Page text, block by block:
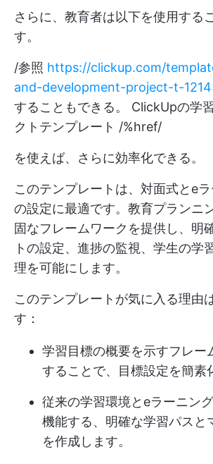
さらに、教育者は以下を使用する
す。
/参照 https://clickup.com/
and-development-project-t-
することもできる。 ClickUpの学
クトテンプレート /%href/
を使えば、さらに効率化できる。
このテンプレートは、対面式とe
の設定に最適です。教育プランニ
固なフレームワークを提供し、明
トの設定、進捗の監視、学生の学
理を可能にします。
このテンプレートが気に入る理由
す：
学習目標の概要を示すフレー
することで、目標設定を簡素
従来の学習環境とeラーニン
機能する、明確な学習パスと
を作成します。